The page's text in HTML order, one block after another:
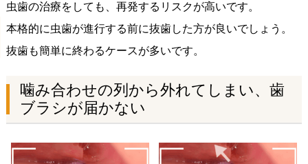
虫歯の治療をしても、再発するリスクが高いです。
本格的に虫歯が進行する前に抜歯した方が良いでしょう。
抜歯も簡単に終わるケースが多いです。
噛み合わせの列から外れてしまい、歯
ブラシが届かない